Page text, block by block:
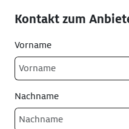
Kontakt zum
Vorname
Nachname